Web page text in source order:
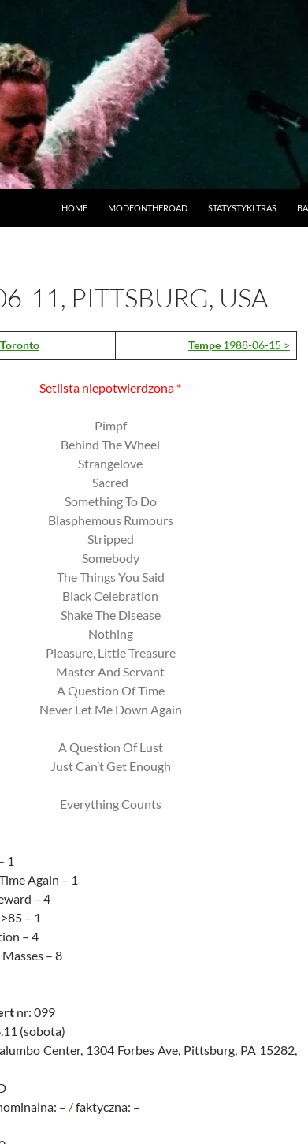
HOME MODEONTHEROAD STATYSTYKI TRAS
11, PITTSBURG, USA
Toronto Tempe 1988-06-15 >
Setlista niepotwierdzona *
Pimpf
Behind The Wheel
Strangelove
Sacred
Something To Do
Blasphemous Rumours
Stripped
Somebody
The Things You Said
Black Celebration
Shake The Disease
Nothing
Pleasure, Little Treasure
Master And Servant
A Question Of Time
Never Let Me Down Again
A Question Of Lust
Just Can’t Get Enough
Everything Counts
1
Again – 1
– 4
– 1
– 4
– 8
nr: 099
(sobota)
Center, 1304 Forbes Ave, Pittsburg, PA 15282,
– /faktyczna: –